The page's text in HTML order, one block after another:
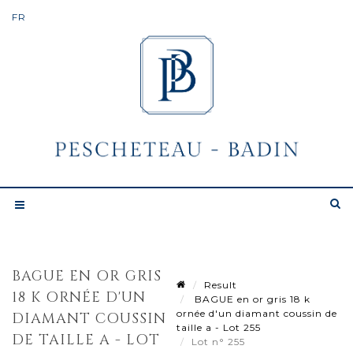
BAGUE EN OR GRIS
18 K ORNÉE D'UN
DIAMANT COUSSIN
DE TAILLE A - LOT
Result
BAGUE en or gris 18 k
ornée d'un diamant coussin de
taille a - Lot 255
Lot n° 255